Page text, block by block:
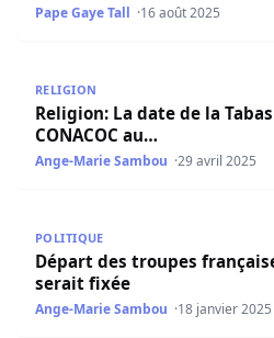
Pape Gaye Tall 16 août 2025
RELIGION
Religion: La date de la
CONACOC au…
Ange-Marie Sambou 29 avril 2025
POLITIQUE
Départ des troupes
serait fixée
Ange-Marie Sambou 18 janvier 2025